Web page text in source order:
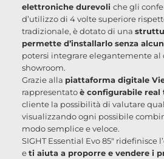
elettroniche durevoli che gli
d’utilizzo di 4 volte superiore
tradizionale, è dotato di una
permette d’installarlo senza
potersi integrare elegantemente al
showroom.
Grazie alla piattaforma digitale
rappresentatoè configurabile real
cliente la possibilità di valutare
visualizzando ogni possibile
modo semplice e veloce.
SIGHT Essential Evo 85" ridefinisce
eti aiuta a proporre e vendere i